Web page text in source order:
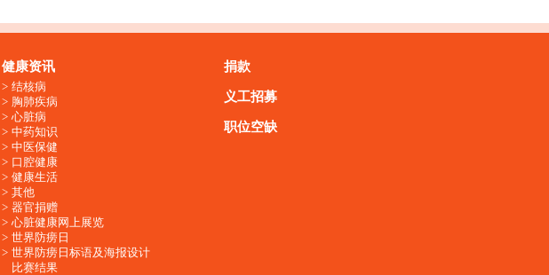
健康资讯
结核病
胸肺疾病
心脏病
中药知识
中医保健
口腔健康
健康生活
其他
器官捐赠
心脏健康网上展览
世界防痨日
世界防痨日标语及海报设计
比赛结果
捐款
义工招募
职位空缺